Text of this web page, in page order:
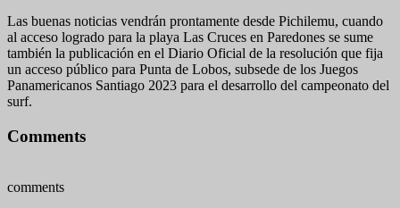
Las buenas noticias vendrán prontamente desde Pichilemu, cuando
al acceso logrado para la playa Las Cruces en Paredones se sume
también la publicación en el Diario Oficial de la resolución que fija
un acceso público para Punta de Lobos, subsede de los Juegos
Panamericanos Santiago 2023 para el desarrollo del campeonato del
surf.
Comments
comments